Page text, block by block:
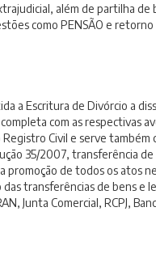
além de partilha de
como PENSÃO e
a Escritura de Divórcio a
com as respectivas
Registro Civil e serve também
35/2007, transferência
promoção de todos os atos
das transferências de bens e
Junta Comercial, RCPJ,